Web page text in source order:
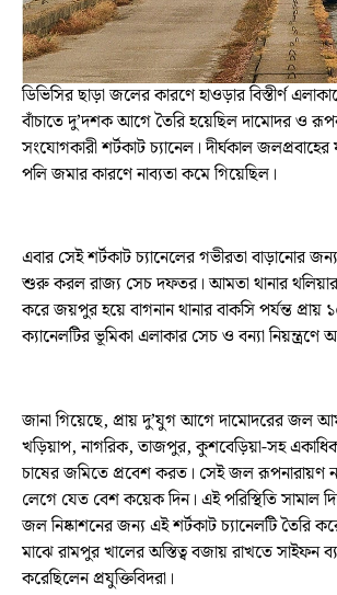
ডিভিসির ছাড়া জলের কারণে হাওড়ার বিস্তীর্ণ
বাঁচাতে দু’দশক আগে তৈরি হয়েছিল দামোদর ও
সংযোগকারী শর্টকাট চ্যানেল। দীর্ঘকাল
পলি জমার কারণে নাব্যতা কমে গিয়েছিল।
এবার সেই শর্টকাট চ্যানেলের গভীরতা বাড়ানোর
শুরু করল রাজ্য সেচ দফতর। আমতা থানার
করে জয়পুর হয়ে বাগনান থানার বাকসি পর্যন্ত প্রায়
ক্যানেলটির ভূমিকা এলাকার সেচ ও বন্যা নিয়ন্ত্রণে
জানা গিয়েছে, প্রায় দু’যুগ আগে দামোদরের জল
খড়িয়াপ, নাগরিক, তাজপুর, কুশবেড়িয়া-সহ একাধিক
চাষের জমিতে প্রবেশ করত। সেই জল রূপনারায়ণ
লেগে যেত বেশ কয়েক দিন। এই পরিস্থিতি সামাল
জল নিষ্কাশনের জন্য এই শর্টকাট চ্যানেলটি তৈরি
মাঝে রামপুর খালের অস্তিত্ব বজায় রাখতে সাইফন
করেছিলেন প্রযুক্তিবিদরা।